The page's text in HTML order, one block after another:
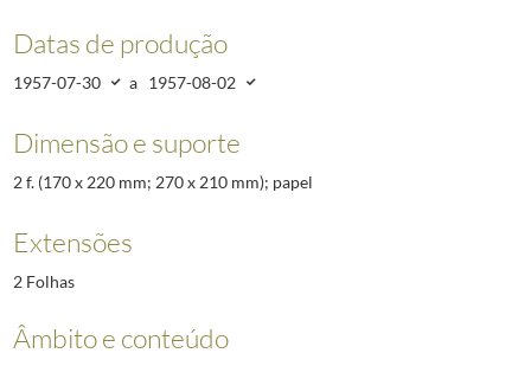
Datas de produção
1957-07-30 a 1957-08-02
Dimensão e suporte
2 f. (170 x 220 mm; 270 x 210 mm); papel
Extensões
2 Folhas
Âmbito e conteúdo